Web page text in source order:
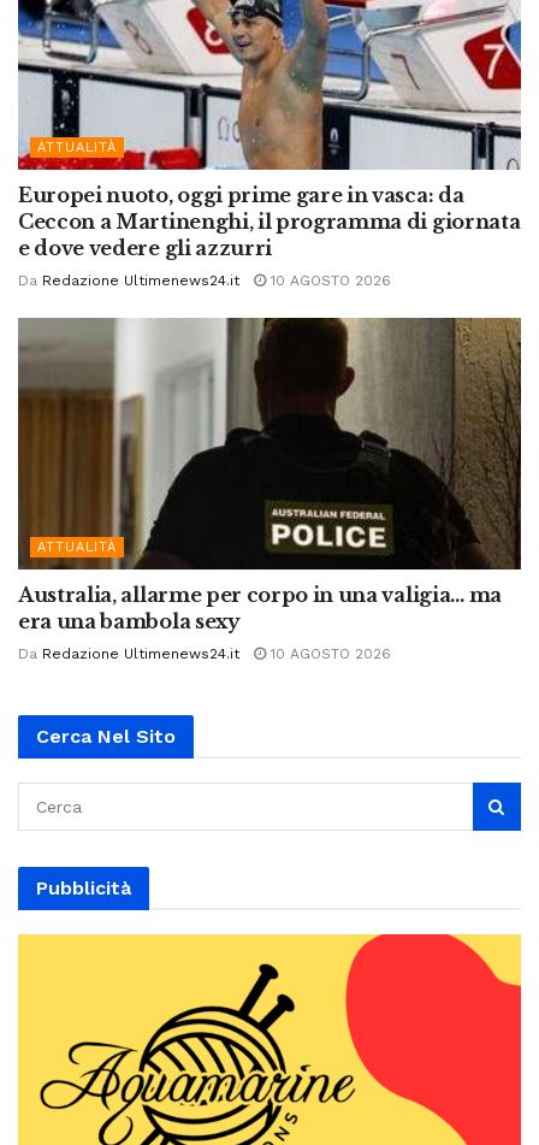
ATTUALITÀ
Europei nuoto, oggi prime gare in vasca: da
Ceccon a Martinenghi, il programma di giornata
e dove vedere gli azzurri
Da Redazione Ultimenews24.it 10 AGOSTO 2026
ATTUALITÀ
Australia, allarme per corpo in una valigia… ma
era una bambola sexy
Da Redazione Ultimenews24.it 10 AGOSTO 2026
Cerca Nel Sito
Pubblicità